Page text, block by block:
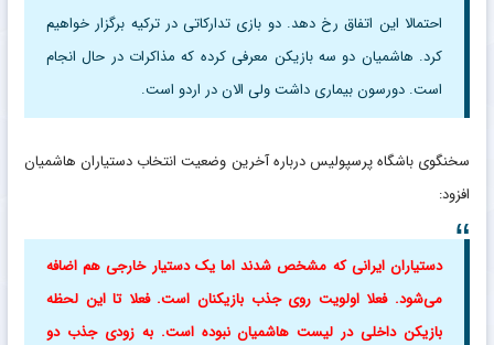
احتمالا این اتفاق رخ دهد. دو بازی تدارکاتی در ترکیه برگزار خواهیم
کرد. هاشمیان دو سه بازیکن معرفی کرده که مذاکرات در حال انجام
است. دورسون بیماری داشت ولی الان در اردو است.
سخنگوی باشگاه پرسپولیس درباره آخرین وضعیت انتخاب دستیاران هاشمیان
افزود:
دستیاران ایرانی که مشخص شدند اما یک دستیار خارجی هم اضافه
می‌شود. فعلا اولویت روی جذب بازیکنان است. فعلا تا این لحظه
بازیکن داخلی در لیست هاشمیان نبوده است. به زودی جذب دو